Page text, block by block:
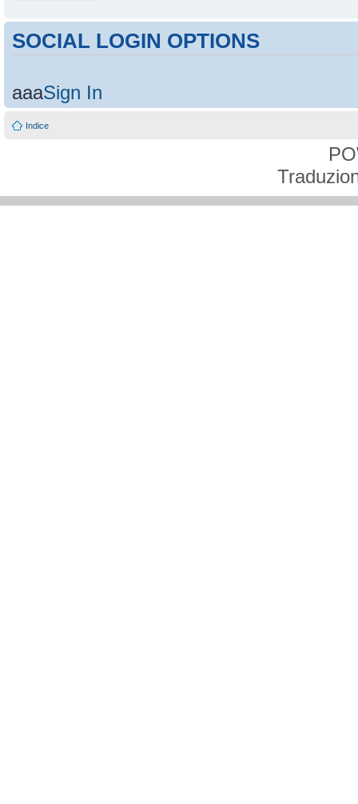
SOCIAL LOGIN OPTIONS
aaaSign In
Indice